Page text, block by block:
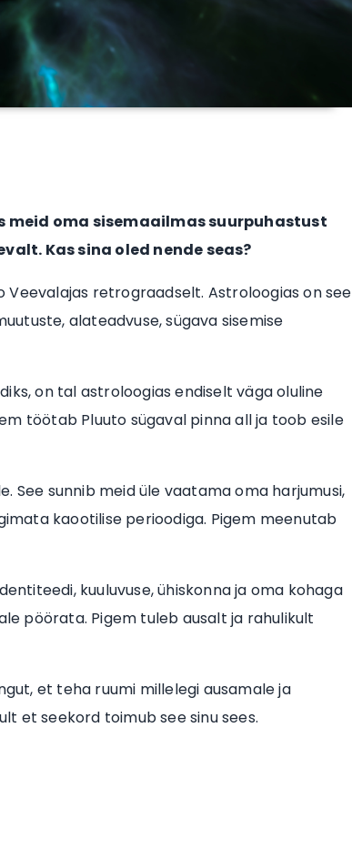
oma sisemaailmas suurpuhastust
Kas sina oled nende seas?
Veevalajas retrograadselt. Astroloogias on see
alateadvuse, sügava sisemise
on tal astroloogias endiselt väga oluline
töötab Pluuto sügaval pinna all ja toob esile
See sunnib meid üle vaatama oma harjumusi,
kaootilise perioodiga. Pigem meenutab
kuuluvuse, ühiskonna ja oma kohaga
pöörata. Pigem tuleb ausalt ja rahulikult
et teha ruumi millelegi ausamale ja
et seekord toimub see sinu sees.